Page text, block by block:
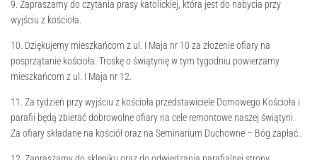
9. Zapraszamy do czytania prasy katolickiej, która jest do nabycia przy
wyjściu z kościoła.
10. Dziękujemy mieszkańcom z ul. I Maja nr 10 za złożenie ofiary na
posprzątanie kościoła. Troskę o świątynię w tym tygodniu powierzamy
mieszkańcom z ul. I Maja nr 12.
11. Za tydzień przy wyjściu z kościoła przedstawiciele Domowego Kościoła i
parafii będą zbierać dobrowolne ofiary na cele remontowe naszej świątyni.
Za ofiary składane na kościół oraz na Seminarium Duchowne – Bóg zapłać..